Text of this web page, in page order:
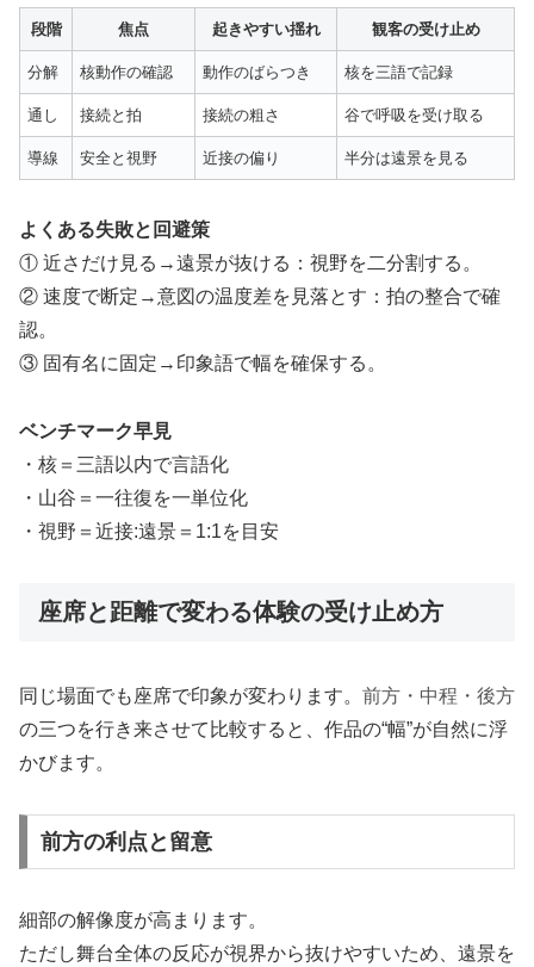
段階 焦点 起きやすい揺れ 観客の受け止め
分解 核動作の確認 動作のばらつき 核を三語で記録
通し 接続と拍 接続の粗さ 谷で呼吸を受け取る
導線 安全と視野 近接の偏り 半分は遠景を見る
よくある失敗と回避策
① 近さだけ見る→遠景が抜ける：視野を二分割する。
② 速度で断定→意図の温度差を見落とす：拍の整合で確
認。
③ 固有名に固定→印象語で幅を確保する。
ベンチマーク早見
・核＝三語以内で言語化
・山谷＝一往復を一単位化
・視野＝近接:遠景＝1:1を目安
座席と距離で変わる体験の受け止め方
同じ場面でも座席で印象が変わります。 前方・中程・後方
の三つを行き来させて比較すると、作品の“幅”が自然に浮
かびます。
前方の利点と留意
細部の解像度が高まります。
ただし舞台全体の反応が視界から抜けやすいため、遠景を